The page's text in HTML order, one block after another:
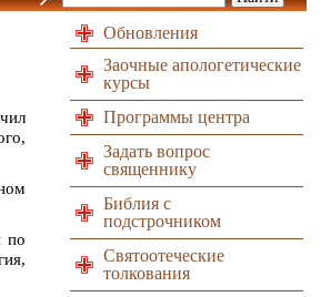
по
Обновления
Заочные апологетические
курсы
Программы центра
Задать вопрос
священнику
Библия с
подстрочником
Святоотеческие
толкования